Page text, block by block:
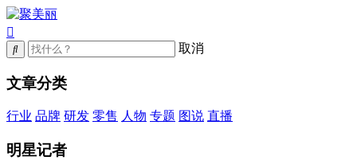
取消
文章分类
行业 品牌 研发 零售 人物 专题 图说 直播
明星记者